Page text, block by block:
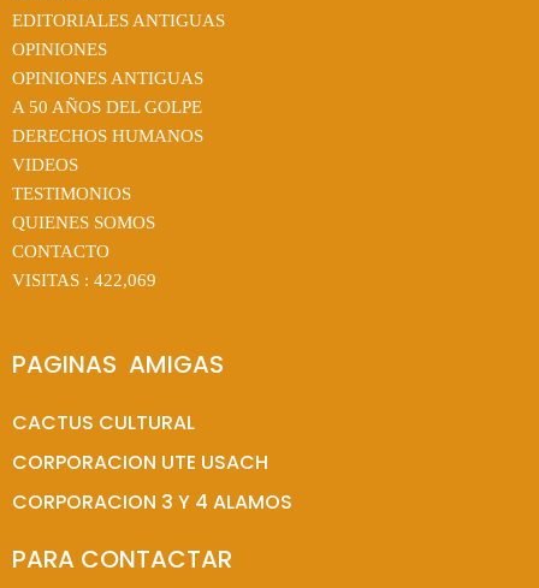
EDITORIALES ANTIGUAS
OPINIONES
OPINIONES ANTIGUAS
A 50 AÑOS DEL GOLPE
DERECHOS HUMANOS
VIDEOS
TESTIMONIOS
QUIENES SOMOS
CONTACTO
VISITAS : 422,069
PAGINAS  AMIGAS
CACTUS CULTURAL
CORPORACION UTE USACH
CORPORACION 3 Y 4 ALAMOS
PARA CONTACTAR